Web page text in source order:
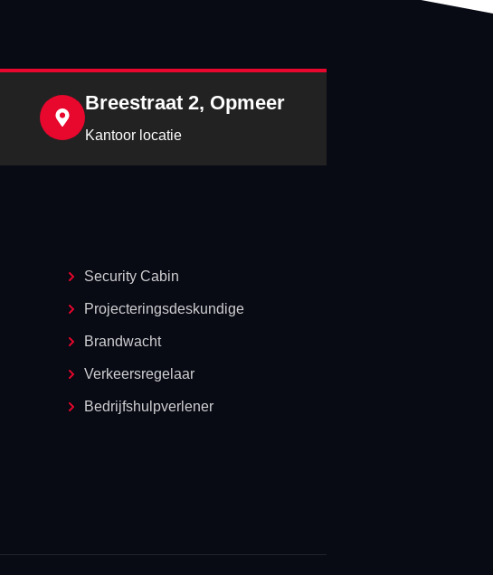
Breestraat 2, Opmeer
Kantoor locatie
Security Cabin
Projecteringsdeskundige
Brandwacht
Verkeersregelaar
Bedrijfshulpverlener